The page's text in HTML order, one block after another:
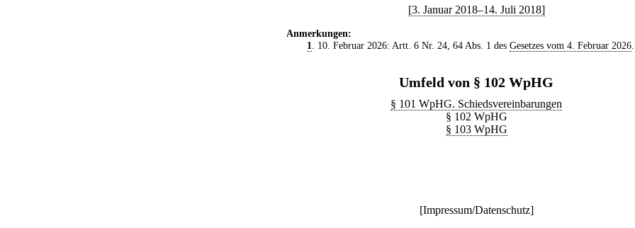
[3. Januar 2018–14. Juli 2018]
Anmerkungen:
1
. 10. Februar 2026: Artt. 6 Nr. 24, 64 Abs. 1 des Gesetzes vom 4. Februar 2026.
Umfeld von § 102 WpHG
§ 101 WpHG. Schiedsvereinbarungen
§ 102 WpHG
§ 103 WpHG
[Impressum/Datenschutz]